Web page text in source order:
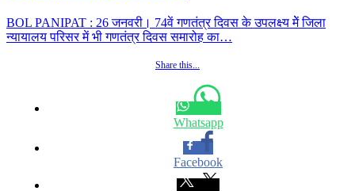
BOL PANIPAT : 26 जनवरी। 74वें गणतंत्र दिवस के उपलक्ष्य मेें जिला
न्यायालय परिसर में भी गणतंत्र दिवस समारोह का…
Share this...
Whatsapp
Facebook